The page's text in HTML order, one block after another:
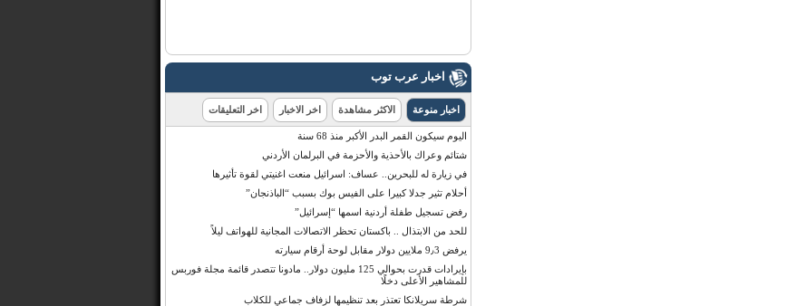
اخبار عرب توب
اخبار منوعة الاكثر مشاهدة اخر الاخبار اخر التعليقات
اليوم سيكون القمر البدر الأكبر منذ 68 سنة
شتائم وعراك بالأحذية والأحزمة في البرلمان الأردني
في زيارة له للبحرين.. عساف: اسرائيل منعت اغنيتي لقوة تأثيرها
أحلام تثير جدلا كبيرا على الفيس بوك بسبب “الباذنجان”
رفض تسجيل طفلة أردنية اسمها “إسرائيل”
للحد من الابتذال .. باكستان تحظر الاتصالات المجانية للهواتف ليلاً
يرفض 9٫3 ملايين دولار مقابل لوحة أرقام سيارته
بإيرادات قدرت بحوالي 125 مليون دولار.. مادونا تتصدر قائمة مجلة فوربس
للمشاهير الأعلى دخلًا
شرطة سريلانكا تعتذر بعد تنظيمها لزفاف جماعي للكلاب